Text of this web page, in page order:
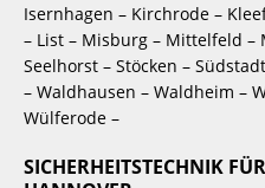
Isernhagen – Kirchrode –
– List – Misburg – Mittelfeld –
Seelhorst – Stöcken –
– Waldhausen – Waldheim –
Wülferode –
SICHERHEITSTECHNIK